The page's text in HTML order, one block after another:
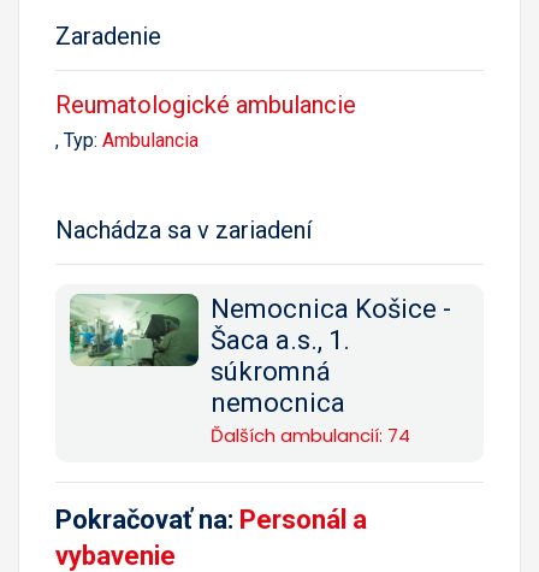
Zaradenie
Reumatologické ambulancie
, Typ: Ambulancia
Nachádza sa v zariadení
Nemocnica Košice -
Šaca a.s., 1.
súkromná
nemocnica
Ďalších ambulancií: 74
Pokračovať na: Personál a
vybavenie